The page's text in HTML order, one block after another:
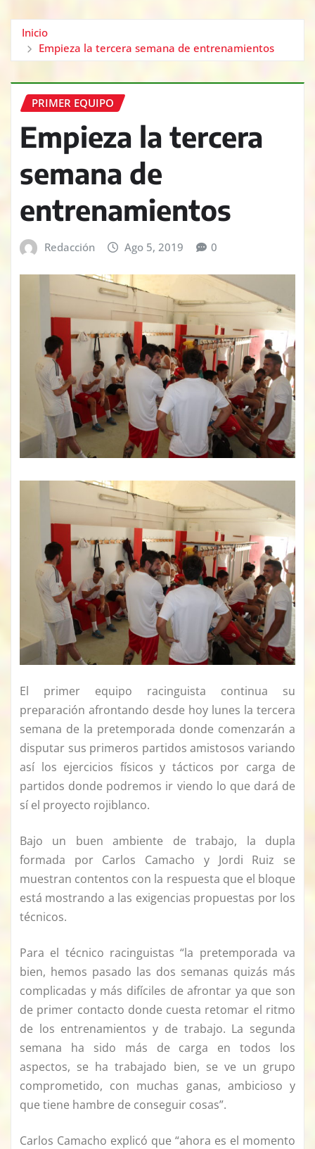
Inicio
Empieza la tercera semana de entrenamientos
PRIMER EQUIPO
Empieza la tercera
semana de
entrenamientos
Redacción Ago 5, 2019 0
El primer equipo racinguista continua su
preparación afrontando desde hoy lunes la tercera
semana de la pretemporada donde comenzarán a
disputar sus primeros partidos amistosos variando
así los ejercicios físicos y tácticos por carga de
partidos donde podremos ir viendo lo que dará de
sí el proyecto rojiblanco.
Bajo un buen ambiente de trabajo, la dupla
formada por Carlos Camacho y Jordi Ruiz se
muestran contentos con la respuesta que el bloque
está mostrando a las exigencias propuestas por los
técnicos.
Para el técnico racinguistas “la pretemporada va
bien, hemos pasado las dos semanas quizás más
complicadas y más difíciles de afrontar ya que son
de primer contacto donde cuesta retomar el ritmo
de los entrenamientos y de trabajo. La segunda
semana ha sido más de carga en todos los
aspectos, se ha trabajado bien, se ve un grupo
comprometido, con muchas ganas, ambicioso y
que tiene hambre de conseguir cosas”.
Carlos Camacho explicó que “ahora es el momento